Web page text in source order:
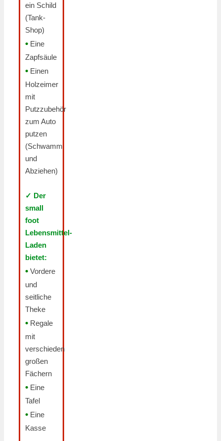
ein Schild
(Tank-
Shop)
• Eine
Zapfsäule
• Einen
Holzeimer
mit
Putzzubehör
zum Auto
putzen
(Schwamm
und
Abziehen)
✓ Der
small
foot
Lebensmittel-
Laden
bietet:
• Vordere
und
seitliche
Theke
• Regale
mit
verschieden
großen
Fächern
• Eine
Tafel
• Eine
Kasse